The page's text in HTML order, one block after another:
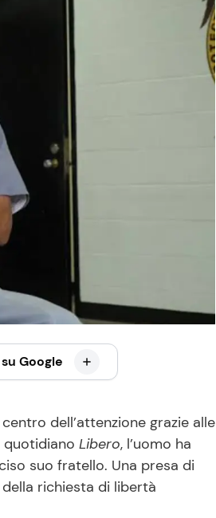
Google
dell’attenzione grazie alle
quotidiano Libero, l’uomo ha
suo fratello. Una presa di
richiesta di libertà